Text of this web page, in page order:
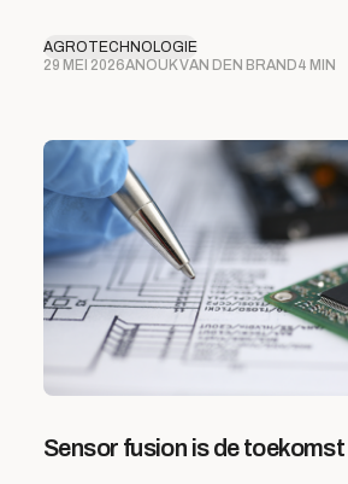
AGROTECHNOLOGIE
29 MEI 2026ANOUK VAN DEN BRAND4 MIN
Sensor fusion is de toekomst